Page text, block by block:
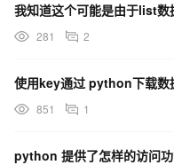
281 2
使用key通过 python下载数
851 1
python 提供了怎样的访问